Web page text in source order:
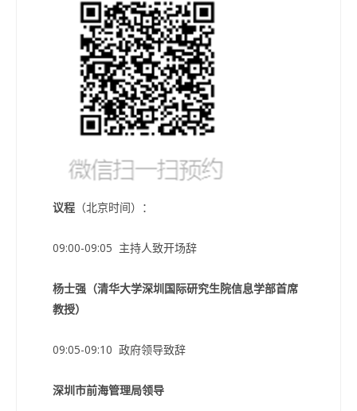
议程 （北京时间）：
09:00-09:05 主持人致开场辞
杨士强（清华大学深圳国际研究生院信息学部首席
教授）
09:05-09:10 政府领导致辞
深圳市前海管理局领导